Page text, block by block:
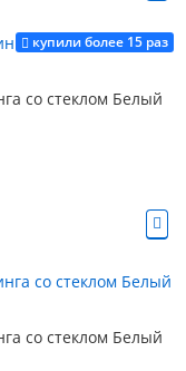
купили более 15 раз
со стеклом Белый
со стеклом Белый